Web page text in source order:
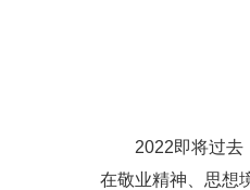
2022即将过去，
在敬业精神、思想